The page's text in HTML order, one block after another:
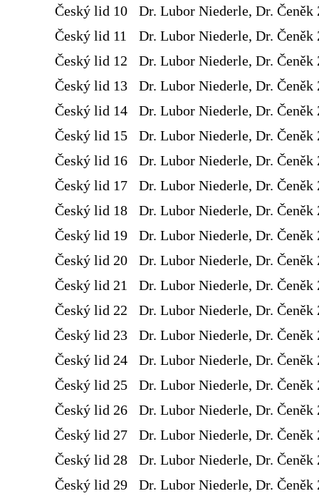
Český lid 10
Dr. Lubor Niederle, Dr. Čeněk
Český lid 11
Dr. Lubor Niederle, Dr. Čeněk
Český lid 12
Dr. Lubor Niederle, Dr. Čeněk
Český lid 13
Dr. Lubor Niederle, Dr. Čeněk
Český lid 14
Dr. Lubor Niederle, Dr. Čeněk
Český lid 15
Dr. Lubor Niederle, Dr. Čeněk
Český lid 16
Dr. Lubor Niederle, Dr. Čeněk
Český lid 17
Dr. Lubor Niederle, Dr. Čeněk
Český lid 18
Dr. Lubor Niederle, Dr. Čeněk
Český lid 19
Dr. Lubor Niederle, Dr. Čeněk
Český lid 20
Dr. Lubor Niederle, Dr. Čeněk
Český lid 21
Dr. Lubor Niederle, Dr. Čeněk
Český lid 22
Dr. Lubor Niederle, Dr. Čeněk
Český lid 23
Dr. Lubor Niederle, Dr. Čeněk
Český lid 24
Dr. Lubor Niederle, Dr. Čeněk
Český lid 25
Dr. Lubor Niederle, Dr. Čeněk
Český lid 26
Dr. Lubor Niederle, Dr. Čeněk
Český lid 27
Dr. Lubor Niederle, Dr. Čeněk
Český lid 28
Dr. Lubor Niederle, Dr. Čeněk
Český lid 29
Dr. Lubor Niederle, Dr. Čeněk